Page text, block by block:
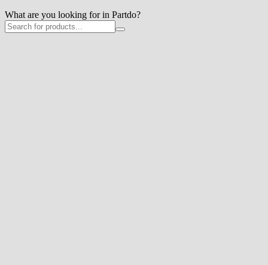
What are you looking for in Partdo?